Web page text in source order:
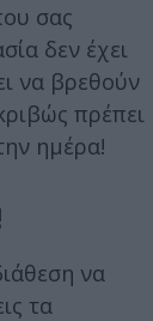
σας
δεν έχει
να βρεθούν
πρέπει
ημέρα!
να
τα